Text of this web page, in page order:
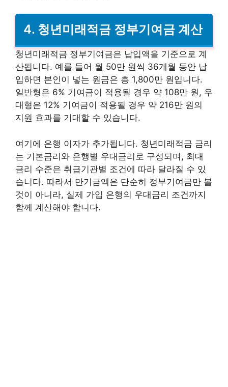
4. 청년미래적금 정부기여금 계산
청년미래적금 정부기여금은 납입액을 기준으로 계
산됩니다. 예를 들어 월 50만 원씩 36개월 동안 납
입하면 본인이 넣는 원금은 총 1,800만 원입니다.
일반형은 6% 기여금이 적용될 경우 약 108만 원, 우
대형은 12% 기여금이 적용될 경우 약 216만 원의
지원 효과를 기대할 수 있습니다.
여기에 은행 이자가 추가됩니다. 청년미래적금 금리
는 기본금리와 은행별 우대금리로 구성되며, 최대
금리 수준은 취급기관별 조건에 따라 달라질 수 있
습니다. 따라서 만기금액은 단순히 정부기여금만 볼
것이 아니라, 실제 가입 은행의 우대금리 조건까지
함께 계산해야 합니다.